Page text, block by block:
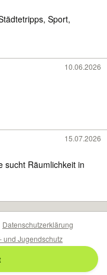
Sport,
10.06.2026
15.07.2026
sucht Räumlichkeit in
Datenschutzerklärung
und Jugendschutz